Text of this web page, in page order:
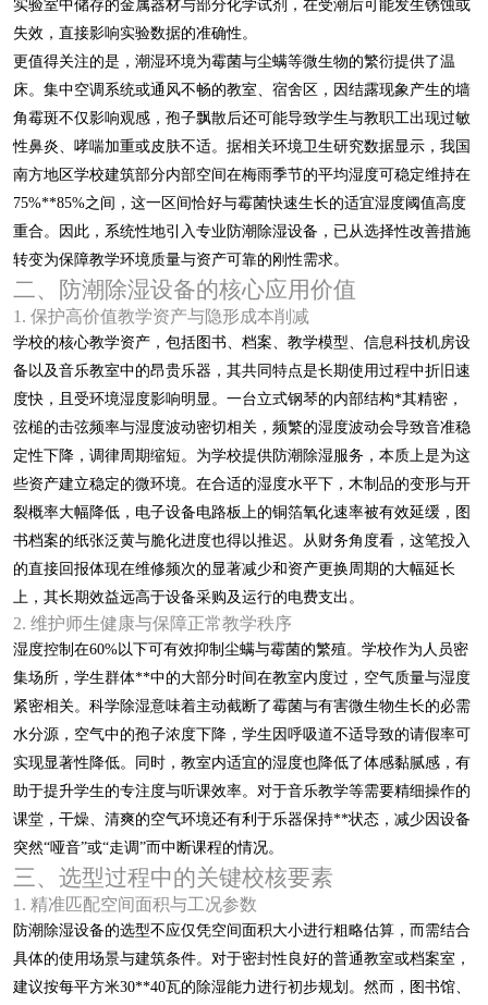
实验室中储存的金属器材与部分化学试剂，在受潮后可能发生锈蚀或
失效，直接影响实验数据的准确性。
更值得关注的是，潮湿环境为霉菌与尘螨等微生物的繁衍提供了温
床。集中空调系统或通风不畅的教室、宿舍区，因结露现象产生的墙
角霉斑不仅影响观感，孢子飘散后还可能导致学生与教职工出现过敏
性鼻炎、哮喘加重或皮肤不适。据相关环境卫生研究数据显示，我国
南方地区学校建筑部分内部空间在梅雨季节的平均湿度可稳定维持在
75%**85%之间，这一区间恰好与霉菌快速生长的适宜湿度阈值高度
重合。因此，系统性地引入专业防潮除湿设备，已从选择性改善措施
转变为保障教学环境质量与资产可靠的刚性需求。
二、防潮除湿设备的核心应用价值
1. 保护高价值教学资产与隐形成本削减
学校的核心教学资产，包括图书、档案、教学模型、信息科技机房设
备以及音乐教室中的昂贵乐器，其共同特点是长期使用过程中折旧速
度快，且受环境湿度影响明显。一台立式钢琴的内部结构*其精密，
弦槌的击弦频率与湿度波动密切相关，频繁的湿度波动会导致音准稳
定性下降，调律周期缩短。为学校提供防潮除湿服务，本质上是为这
些资产建立稳定的微环境。在合适的湿度水平下，木制品的变形与开
裂概率大幅降低，电子设备电路板上的铜箔氧化速率被有效延缓，图
书档案的纸张泛黄与脆化进度也得以推迟。从财务角度看，这笔投入
的直接回报体现在维修频次的显著减少和资产更换周期的大幅延长
上，其长期效益远高于设备采购及运行的电费支出。
2. 维护师生健康与保障正常教学秩序
湿度控制在60%以下可有效抑制尘螨与霉菌的繁殖。学校作为人员密
集场所，学生群体**中的大部分时间在教室内度过，空气质量与湿度
紧密相关。科学除湿意味着主动截断了霉菌与有害微生物生长的必需
水分源，空气中的孢子浓度下降，学生因呼吸道不适导致的请假率可
实现显著性降低。同时，教室内适宜的湿度也降低了体感黏腻感，有
助于提升学生的专注度与听课效率。对于音乐教学等需要精细操作的
课堂，干燥、清爽的空气环境还有利于乐器保持**状态，减少因设备
突然“哑音”或“走调”而中断课程的情况。
三、选型过程中的关键校核要素
1. 精准匹配空间面积与工况参数
防潮除湿设备的选型不应仅凭空间面积大小进行粗略估算，而需结合
具体的使用场景与建筑条件。对于密封性良好的普通教室或档案室，
建议按每平方米30**40瓦的除湿能力进行初步规划。然而，图书馆、